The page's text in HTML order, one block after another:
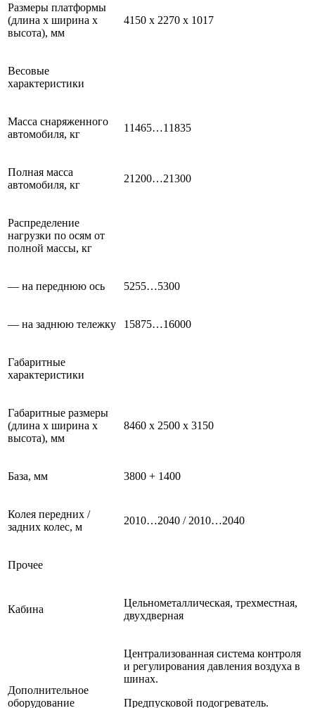
Размеры платформы
(длина х ширина х
высота), мм
4150 х 2270 х 1017
Весовые
характеристики
Масса снаряженного
автомобиля, кг
11465…11835
Полная масса
автомобиля, кг
21200…21300
Распределение
нагрузки по осям от
полной массы, кг
— на переднюю ось 5255…5300
— на заднюю тележку 15875…16000
Габаритные
характеристики
Габаритные размеры
(длина х ширина х
высота), мм
8460 х 2500 х 3150
База, мм 3800 + 1400
Колея передних /
задних колес, м
2010…2040 / 2010…2040
Прочее
Кабина
Цельнометаллическая, трехместная,
двухдверная
Дополнительное
оборудование
Централизованная система контроля
и регулирования давления воздуха в
шинах.
Предпусковой подогреватель.